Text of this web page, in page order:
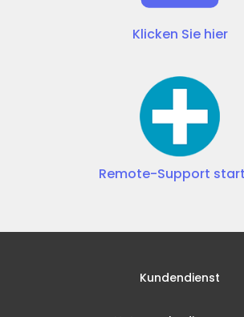
Klicken Sie hier
Remote-Support
Kundendienst